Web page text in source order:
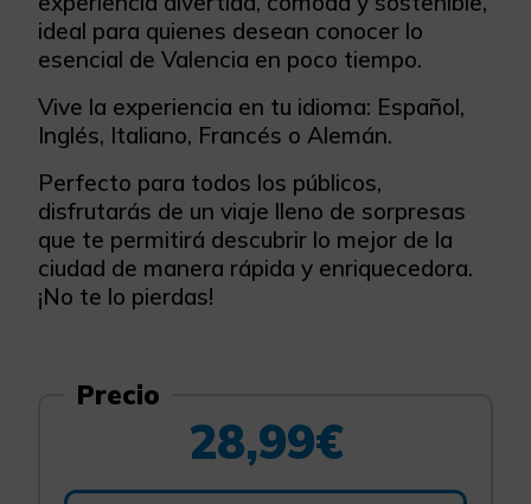
ideal para quienes desean conocer lo
esencial de Valencia en poco tiempo.
Vive la experiencia en tu idioma: Español,
Inglés, Italiano, Francés o Alemán.
Perfecto para todos los públicos,
disfrutarás de un viaje lleno de sorpresas
que te permitirá descubrir lo mejor de la
ciudad de manera rápida y enriquecedora.
¡No te lo pierdas!
Precio
28,99€